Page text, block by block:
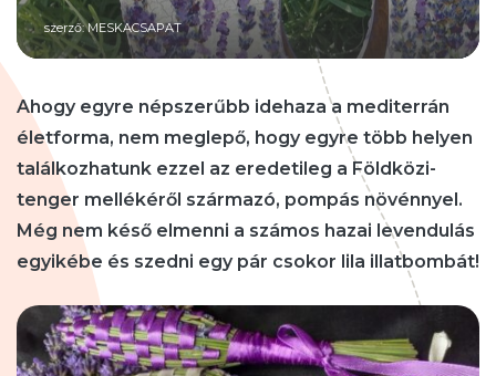
szerző: MESKACSAPAT
Ahogy egyre népszerűbb idehaza a mediterrán
életforma, nem meglepő, hogy egyre több helyen
találkozhatunk ezzel az eredetileg a Földközi-
tenger mellékéről származó, pompás növénnyel.
Még nem késő elmenni a számos hazai levendulás
egyikébe és szedni egy pár csokor lila illatbombát!